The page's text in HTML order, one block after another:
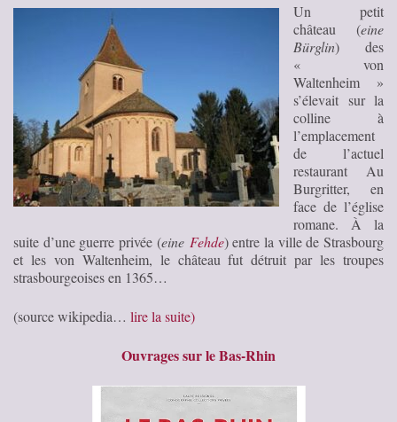
Un petit
château (eine
Bürglin) des
« von
Waltenheim »
s’élevait sur la
colline à
l’emplacement
de l’actuel
restaurant Au
Burgritter, en
face de l’église
romane. À la
suite d’une guerre privée (eine Fehde) entre la ville de Strasbourg
et les von Waltenheim, le château fut détruit par les troupes
strasbourgeoises en 1365…
(source wikipedia… lire la suite)
Ouvrages sur le Bas-Rhin